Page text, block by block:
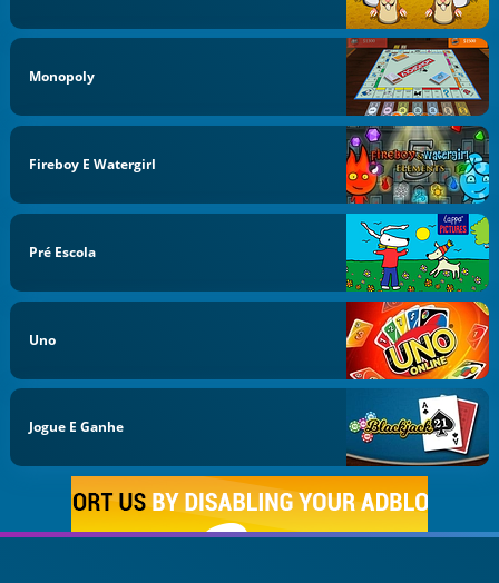
Monopoly
Fireboy E Watergirl
Pré Escola
Uno
Jogue E Ganhe